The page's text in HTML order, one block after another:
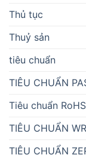
Thủ tục
Thuỷ sản
tiêu chuẩn
TIÊU CHUẨN
Tiêu chuẩn RoHS
TIÊU CHUẨN
TIÊU CHUẨN